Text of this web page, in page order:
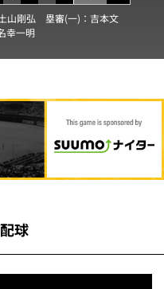
山剛弘 塁審(一)： 吉本文
幸一明
球